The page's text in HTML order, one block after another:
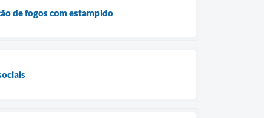
de fogos com estampido